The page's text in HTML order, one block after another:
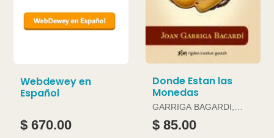
Webdewey en
Español
$ 670.00
Donde Estan las
Monedas
GARRIGA BAGARDI,
JOAN
$ 85.00